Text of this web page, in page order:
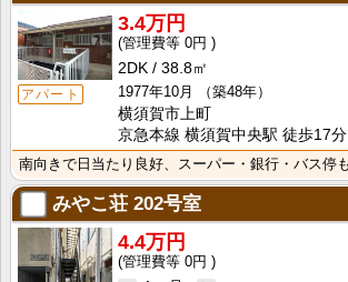
アパート
3.4万円
0円
2DK
38.8㎡
1977年10月
（築48年）
横須賀市上町
京急本線 横須賀中央駅 徒歩17分
みやこ荘 202号室
4.4万円
0円